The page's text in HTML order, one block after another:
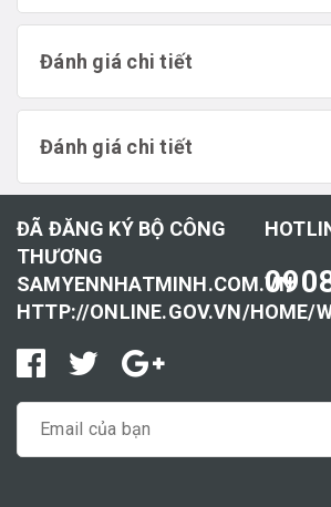
Đánh giá chi tiết
Đánh giá chi tiết
ĐÃ ĐĂNG KÝ BỘ CÔNG
THƯƠNG
SAMYENNHATMINH.COM.VN
HTTP://ONLINE.GOV.VN/HOME/